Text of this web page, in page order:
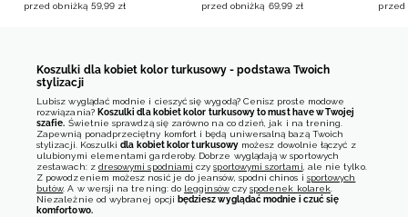
przed obniżką 59,99 zł
przed obniżką 69,99 zł
przed
Koszulki dla kobiet kolor turkusowy - podstawa Twoich
stylizacji
Lubisz wyglądać modnie i cieszyć się wygodą? Cenisz proste modowe
rozwiązania? Koszulki dla kobiet kolor turkusowy to must have w Twojej
szafie. Świetnie sprawdzą się zarówno na co dzień, jak i na trening.
Zapewnią ponadprzeciętny komfort i będą uniwersalną bazą Twoich
stylizacji. Koszulkidla kobiet kolor turkusowy możesz dowolnie łączyć z
ulubionymi elementami garderoby. Dobrze wyglądają w sportowych
zestawach: z dresowymi spodniami czysportowymi szortami, ale nie tylko.
Z powodzeniem możesz nosić je do jeansów, spodni chinos i sportowych
butów. A w wersji na trening: do legginsówczyspodenek kolarek.
Niezależnie od wybranej opcji będziesz wyglądać modnie i czuć się
komfortowo.